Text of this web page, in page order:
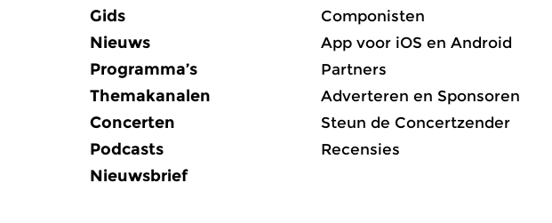
Gids
Nieuws
Programma’s
Themakanalen
Concerten
Podcasts
Nieuwsbrief
Componisten
App voor iOS en Android
Partners
Adverteren en Sponsoren
Steun de Concertzender
Recensies